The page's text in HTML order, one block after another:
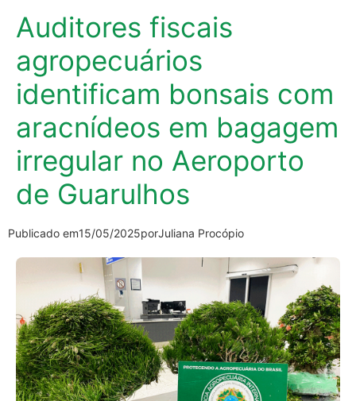
Auditores fiscais
agropecuários
identificam bonsais com
aracnídeos em bagagem
irregular no Aeroporto
de Guarulhos
Publicado em15/05/2025porJuliana Procópio